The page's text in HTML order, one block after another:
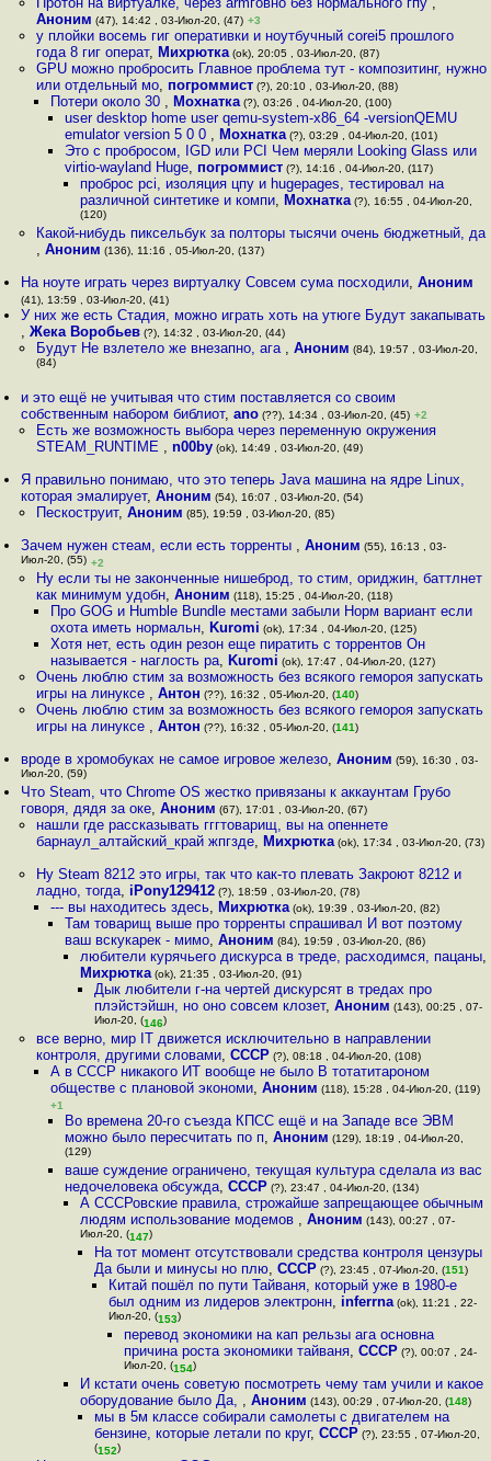
Аноним (47), 14:42 , 03-Июл-20, (47) +3
у плойки восемь гиг оперативки и ноутбучный corei5 прошлого
года 8 гиг операт, Михрютка(ok), 20:05 , 03-Июл-20, (87)
GPU можно пробросить Главное проблема тут - композитинг, нужно
или отдельный мо, погроммист(?), 20:10 , 03-Июл-20, (88)
Потери около 30 , Мохнатка(?), 03:26 , 04-Июл-20, (100)
user desktop home user qemu-system-x86_64 -versionQEMU
emulator version 5 0 0 , Мохнатка (?), 03:29 , 04-Июл-20, (101)
Это с пробросом, IGD или PCI Чем меряли Looking Glass или
virtio-wayland Huge, погроммист (?), 14:16 , 04-Июл-20, (117)
проброс pci, изоляция цпу и hugepages, тестировал на
различной синтетике и компи, Мохнатка(?), 16:55 , 04-Июл-20,
(120)
Какой-нибудь пиксельбук за полторы тысячи очень бюджетный, да
, Аноним (136), 11:16 , 05-Июл-20, (137)
На ноуте играть через виртуалку Совсем сума посходили,Аноним
(41), 13:59 , 03-Июл-20, (41)
У них же есть Стадия, можно играть хоть на утюге Будут закапывать
,Жека Воробьев (?), 14:32 , 03-Июл-20, (44)
Будут Не взлетело же внезапно, ага , Аноним (84), 19:57 , 03-Июл-20,
(84)
и это ещё не учитывая что стим поставляется со своим
собственным набором библиот,ano (??), 14:34 , 03-Июл-20, (45) +2
Есть же возможность выбора через переменную окружения
STEAM_RUNTIME , n00by(ok), 14:49 , 03-Июл-20, (49)
Я правильно понимаю, что это теперь Java машина на ядре Linux,
которая эмалирует,Аноним (54), 16:07 , 03-Июл-20, (54)
Пескоструит, Аноним (85), 19:59 , 03-Июл-20, (85)
Зачем нужен стеам, если есть торренты ,Аноним (55), 16:13 , 03-
Июл-20, (55) +2
Ну если ты не законченные нишеброд, то стим, ориджин, баттлнет
как минимум удобн, Аноним (118), 15:25 , 04-Июл-20, (118)
Про GOG и Humble Bundle местами забыли Норм вариант если
охота иметь нормальн, Kuromi (ok), 17:34 , 04-Июл-20, (125)
Хотя нет, есть один резон еще пиратить с торрентов Он
называется - наглость ра, Kuromi (ok), 17:47 , 04-Июл-20, (127)
Очень люблю стим за возможность без всякого гемороя запускать
игры на линуксе , Антон (??), 16:32 , 05-Июл-20, (140)
Очень люблю стим за возможность без всякого гемороя запускать
игры на линуксе , Антон (??), 16:32 , 05-Июл-20, (141)
вроде в хромобуках не самое игровое железо,Аноним (59), 16:30 , 03-
Июл-20, (59)
Что Steam, что Chrome OS жестко привязаны к аккаунтам Грубо
говоря, дядя за оке,Аноним (67), 17:01 , 03-Июл-20, (67)
нашли где рассказывать гггтоварищ, вы на опеннете
барнаул_алтайский_край жпгзде, Михрютка(ok), 17:34 , 03-Июл-20, (73)
Ну Steam 8212 это игры, так что как-то плевать Закроют 8212 и
ладно, тогда, iPony129412(?), 18:59 , 03-Июл-20, (78)
--- вы находитесь здесь, Михрютка(ok), 19:39 , 03-Июл-20, (82)
Там товарищ выше про торренты спрашивал И вот поэтому
ваш вскукарек - мимо,Аноним (84), 19:59 , 03-Июл-20, (86)
любители курячьего дискурса в треде, расходимся, пацаны,
Михрютка(ok), 21:35 , 03-Июл-20, (91)
Дык любители г-на чертей дискурсят в тредах про
плэйстэйшн, но оно совсем клозет, Аноним (143), 00:25 , 07-
Июл-20, (146)
все верно, мир IT движется исключительно в направлении
контроля, другими словами, СССР(?), 08:18 , 04-Июл-20, (108)
А в СССР никакого ИТ вообще не было В тотатитароном
обществе с плановой экономи, Аноним (118), 15:28 , 04-Июл-20, (119)
+1
Во времена 20-го съезда КПСС ещё и на Западе все ЭВМ
можно было пересчитать по п,Аноним (129), 18:19 , 04-Июл-20,
(129)
ваше суждение ограничено, текущая культура сделала из вас
недочеловека обсужда,СССР (?), 23:47 , 04-Июл-20, (134)
А СССРовские правила, строжайше запрещающее обычным
людям использование модемов , Аноним (143), 00:27 , 07-
Июл-20, (147)
На тот момент отсутствовали средства контроля цензуры
Да были и минусы но плю, СССР(?), 23:45 , 07-Июл-20, (151)
Китай пошёл по пути Тайваня, который уже в 1980-е
был одним из лидеров электронн, inferrna (ok), 11:21 , 22-
Июл-20, (153)
перевод экономики на кап рельзы ага основна
причина роста экономики тайваня, СССР(?), 00:07 , 24-
Июл-20, (154)
И кстати очень советую посмотреть чему там учили и какое
оборудование было Да, , Аноним (143), 00:29 , 07-Июл-20, (148)
мы в 5м классе собирали самолеты с двигателем на
бензине, которые летали по круг, СССР(?), 23:55 , 07-Июл-20,
(152)